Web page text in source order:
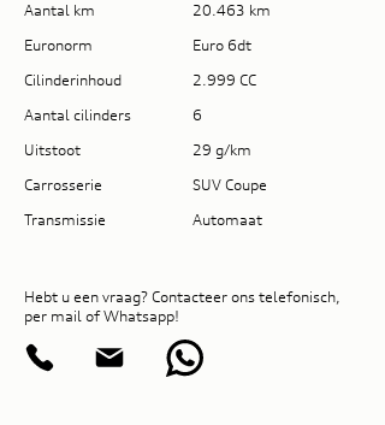
Aantal km
20.463 km
Euronorm
Euro 6dt
Cilinderinhoud
2.999 CC
Aantal cilinders
6
Uitstoot
29 g/km
Carrosserie
SUV Coupe
Transmissie
Automaat
Hebt u een vraag? Contacteer ons telefonisch,
per mail of Whatsapp!